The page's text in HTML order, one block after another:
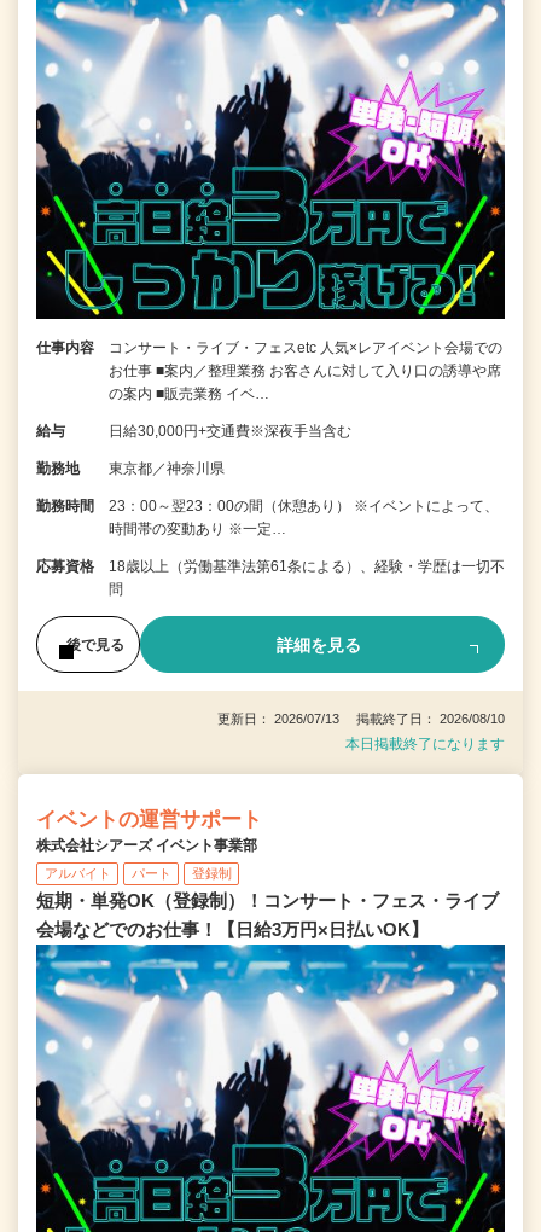
仕事内容
コンサート・ライブ・フェスetc 人気×レアイベント会場での
お仕事 ■案内／整理業務 お客さんに対して入り口の誘導や席
の案内 ■販売業務 イベ…
給与 日給30,000円+交通費※深夜手当含む
勤務地 東京都／神奈川県
勤務時間
23：00～翌23：00の間（休憩あり） ※イベントによって、
時間帯の変動あり ※一定…
応募資格
18歳以上（労働基準法第61条による）、経験・学歴は一切不
問
後で見る 詳細を見る
更新日： 2026/07/13 掲載終了日： 2026/08/10
本日掲載終了になります
イベントの運営サポート
株式会社シアーズ イベント事業部
アルバイト パート 登録制
短期・単発OK（登録制）！コンサート・フェス・ライブ
会場などでのお仕事！【日給3万円×日払いOK】